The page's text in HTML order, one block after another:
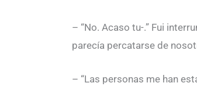
– “No. Acaso tu-.” Fui
parecía percatarse de
– “Las personas me han